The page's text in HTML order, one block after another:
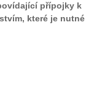
přípojky k
které je nutné